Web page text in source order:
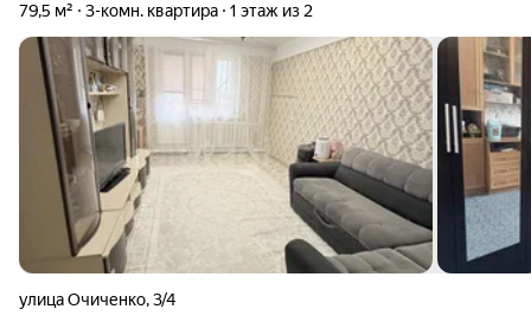
79,5 м² 3-комн. квартира 1 этаж из 2
улица Очиченко,3/4